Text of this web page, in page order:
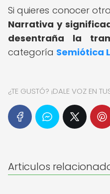
Si quieres conocer
Narrativa y
desentraña la
categoría Semiótica
¿TE GUSTÓ? ¡DALE VOZ EN
Articulos